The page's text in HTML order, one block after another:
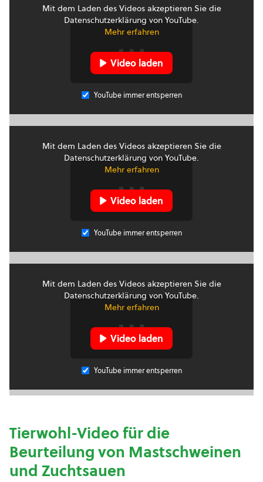
Mit dem Laden des Videos akzeptieren Sie die
Datenschutzerklärung von YouTube.
Mehr erfahren
Video laden
YouTube immer entsperren
Mit dem Laden des Videos akzeptieren Sie die
Datenschutzerklärung von YouTube.
Mehr erfahren
Video laden
YouTube immer entsperren
Mit dem Laden des Videos akzeptieren Sie die
Datenschutzerklärung von YouTube.
Mehr erfahren
Video laden
YouTube immer entsperren
Tierwohl-Video für die
Beurteilung von Mastschweinen
und Zuchtsauen